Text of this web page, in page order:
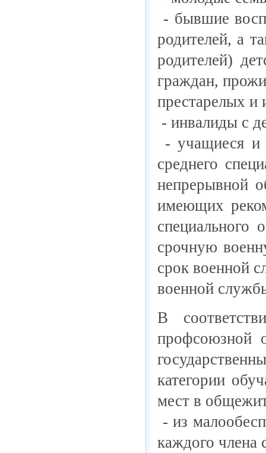
- бывшие
родителей, а
родителей)
граждан,
престарелых и
- инвалиды с
- учащиеся и
среднего
непрерывной
имеющих
специального
срочную
срок военной
военной
В
профсоюзной
категории
мест в
- из
каждого члена